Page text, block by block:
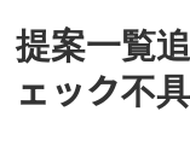
提案一覧
ェック不